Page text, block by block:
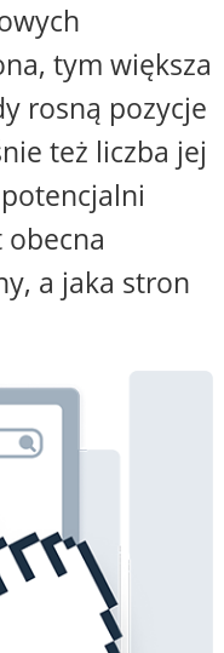
tym większa
rosną pozycje
też liczba jej
obecna
a jaka stron